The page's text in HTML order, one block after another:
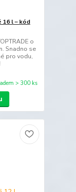
l – kód
o
Snadno se
pro vodu,
> 300 ks